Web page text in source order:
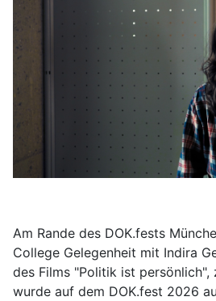
Am Rande des DOK.fests
College Gelegenheit mit Indira
des Films "Politik ist persönlich",
wurde auf dem DOK.fest 2026